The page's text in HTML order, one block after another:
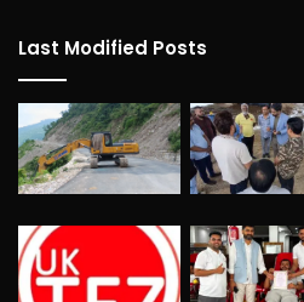
Last Modified Posts